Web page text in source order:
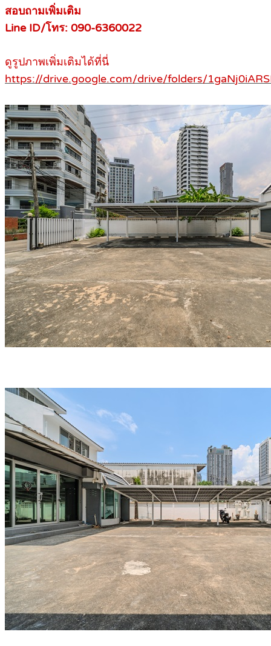
สอบถามเพิ่มเติม
Line ID/โทร: 090-6360022
ดูรูปภาพเพิ่มเติมได้ที่นี่
https://drive.google.com/drive/folders/